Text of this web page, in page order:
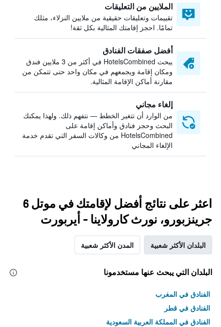
الملايين من التعليقات
تقييمات وتعليقات حقيقية من ملايين النزلاء، مثلك
تمامًا. احجز إقامتك المثالية بكل ثقة!
أفضل صفقات الفنادق
يبحث HotelsCombined في أكثر من 3 ملايين فندق
ومكان إقامة ويجمعهم في مكان واحد حتى تتمكن من
مقارنة أماكن الإقامة المثالية.
إلغاء مجاني
من الوارد أن تتغير الخطط — نتفهم ذلك. ولهذا يمكنك
البحث وحجز فنادق وأماكن إقامة على
HotelsCombined من وكالات السفر التي تقدم خدمة
الإلغاء المجاني
اعثر على نتائج أفضل لإقامتك في موتل 6
جرينزبورو، نورث كارولاينا - أيربورت
البلدان الأكثر شعبية المدن الأكثر شعبية
البلدان التي يبحث عنها مستخدمونا
الفنادق في المغرب
الفنادق في قطر
الفنادق في المملكة العربية السعودية